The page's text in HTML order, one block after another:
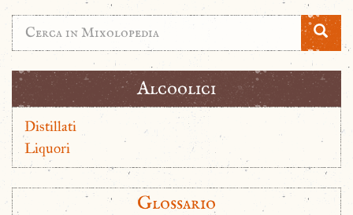
Alcoolici
Distillati
Liquori
Glossario